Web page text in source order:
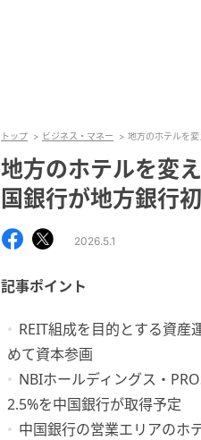
トップ ビジネス・マネー 地方のホテルを
地方のホテルを変
国銀行が地方銀行
2026.5.1
記事ポイント
REIT組成を目的とする資産
めて資本参画
NBIホールディングス・
2.5%を中国銀行が取得予定
中国銀行の営業エリアのホ